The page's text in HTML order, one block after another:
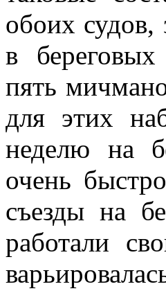
обоих судов,
в
пять
для этих
неделю на
очень
съезды на
работали